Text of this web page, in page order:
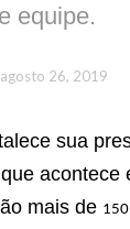
equipe.
agosto 26, 2019
sua
acontece
mais de